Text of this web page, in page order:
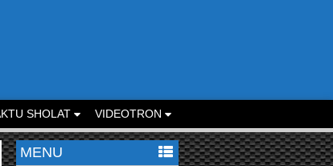
SHOLAT VIDEOTRON
KONTAK KAMI UNTUK LAYANAN LEBIH
MENU